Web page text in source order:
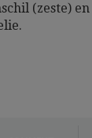
(zeste)